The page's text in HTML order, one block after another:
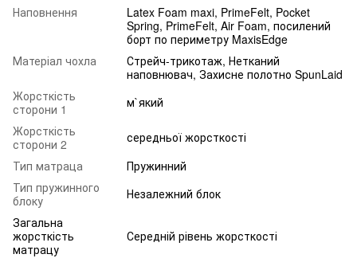
Наповнення
Latex Foam maxi, PrimeFelt, Pocket
Spring, PrimeFelt, Air Foam, посилений
борт по периметру MaxisEdge
Матеріал чохла
Стрейч-трикотаж, Нетканий
наповнювач, Захисне полотно SpunLaid
Жорсткість
сторони 1
м`який
Жорсткість
сторони 2
середньої жорсткості
Тип матраца
Пружинний
Тип пружинного
блоку
Незалежний блок
Загальна
жорсткість
матрацу
Середній рівень жорсткості